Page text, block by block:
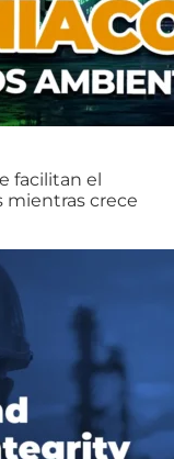
facilitan el
crece